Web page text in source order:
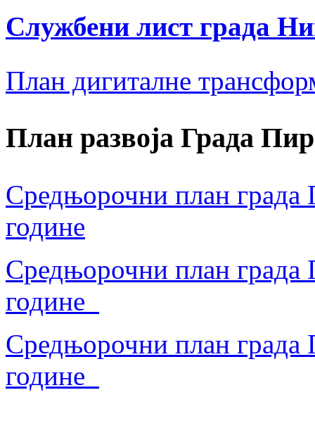
Службени лист града
План дигиталне
План развоја Града
Средњорочни план града
године
Средњорочни план града
године
Средњорочни план града
године